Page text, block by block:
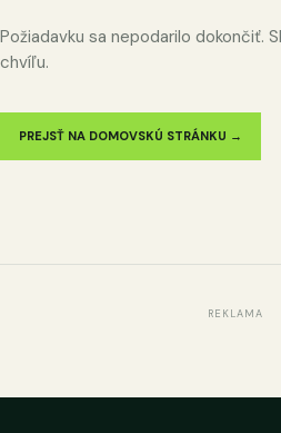
Požiadavku sa nepodarilo dokončiť.
chvíľu.
PREJSŤ NA DOMOVSKÚ STRÁNKU →
REKLAMA